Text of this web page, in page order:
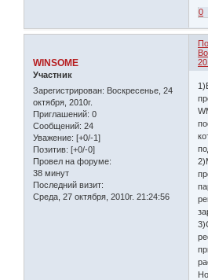
0
WINSOME
Участник
Зарегистрирован: Воскресенье, 24
октября, 2010г.
Приглашений: 0
Сообщений: 24
Уважение: [+0/-1]
Позитив: [+0/-0]
Провел на форуме:
38 минут
Последний визит:
Среда, 27 октября, 2010г. 21:24:56